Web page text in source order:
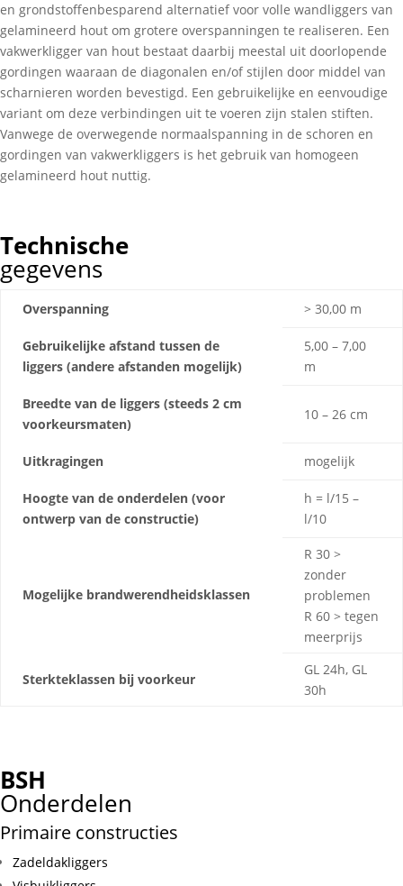
en grondstoffenbesparend alternatief voor volle wandliggers van
gelamineerd hout om grotere overspanningen te realiseren. Een
vakwerkligger van hout bestaat daarbij meestal uit doorlopende
gordingen waaraan de diagonalen en/of stijlen door middel van
scharnieren worden bevestigd. Een gebruikelijke en eenvoudige
variant om deze verbindingen uit te voeren zijn stalen stiften.
Vanwege de overwegende normaalspanning in de schoren en
gordingen van vakwerkliggers is het gebruik van homogeen
gelamineerd hout nuttig.
Technische
gegevens
Overspanning > 30,00 m
Gebruikelijke afstand tussen de
liggers (andere afstanden mogelijk)
5,00 – 7,00
m
Breedte van de liggers (steeds 2 cm
voorkeursmaten)
10 – 26 cm
Uitkragingen mogelijk
Hoogte van de onderdelen (voor
ontwerp van de constructie)
h = l/15 –
l/10
Mogelijke brandwerendheidsklassen
R 30 >
zonder
problemen
R 60 > tegen
meerprijs
Sterkteklassen bij voorkeur
GL 24h, GL
30h
BSH
Onderdelen
Primaire constructies
Zadeldakliggers